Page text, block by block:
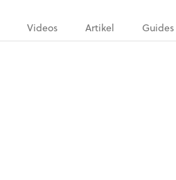
Videos Artikel Guides